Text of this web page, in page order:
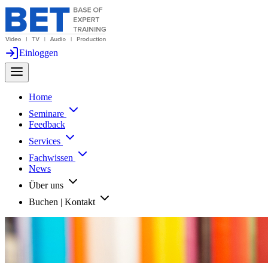
Einloggen
Home
Seminare
Feedback
Services
Fachwissen
News
Über uns
Buchen | Kontakt